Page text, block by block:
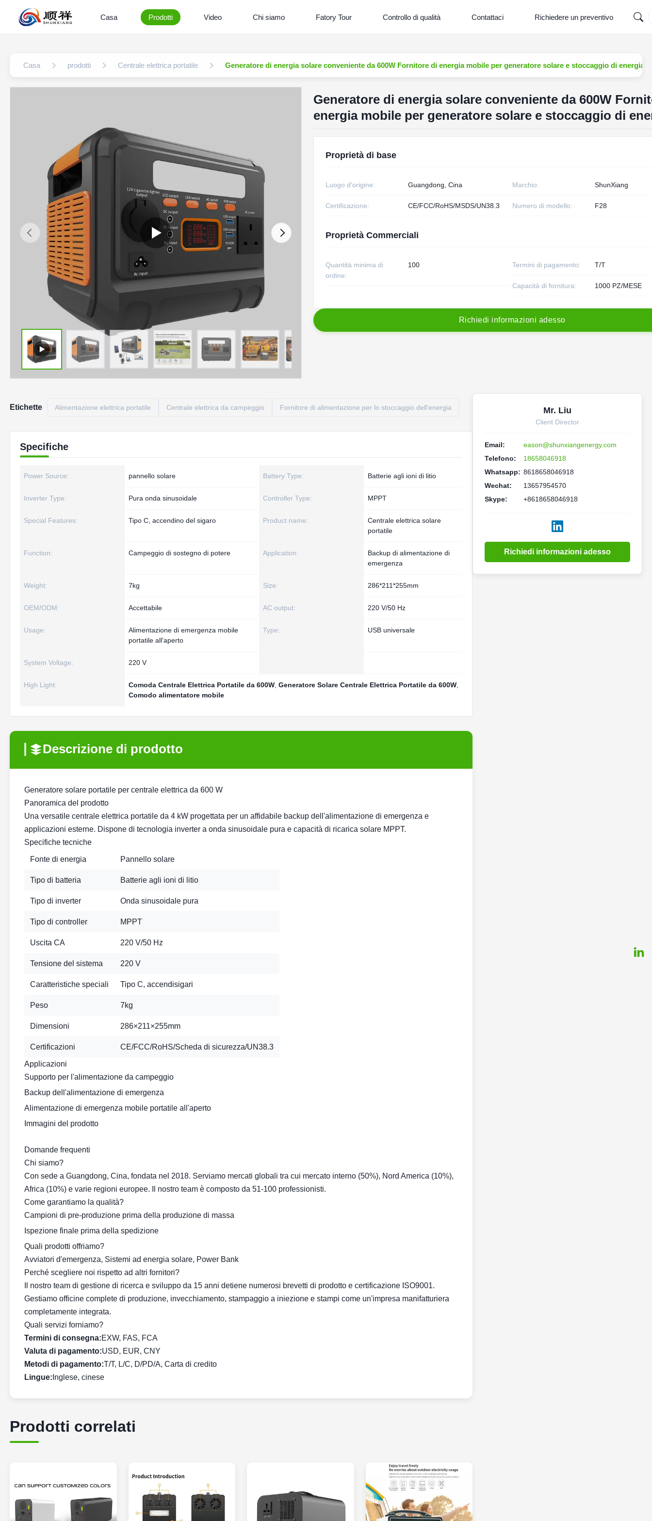
Casa Prodotti Video Chi siamo Fatory Tour Controllo di qualità Contattaci Richiedere un preventivo
Casa prodotti Centrale elettrica portatile Generatore di energia solare conveniente da 600W Fornitore di energia mobile per generatore solare e stoccaggio di energia
Generatore di energia solare conveniente da 600W
energia mobile per generatore solare e stoccaggio di
Proprietà di base
Luogo d'origine: Guangdong, Cina Marchio: ShunXiang
Certificazione: CE/FCC/RoHS/MSDS/UN38.3 Numero di modello: F28
Proprietà Commerciali
Quantità minima di
ordine:
100 Termini di pagamento: T/T
Capacità di fornitura: 1000 PZ/MESE
Richiedi informazioni adesso
Etichette Alimentazione elettrica portatile Centrale elettrica da campeggio Fornitore di alimentazione per lo stoccaggio dell'energia
Specifiche
Power Source: pannello solare Battery Type: Batterie agli ioni di litio
Inverter Type: Pura onda sinusoidale Controller Type: MPPT
Special Features: Tipo C, accendino del sigaro Product name:
Centrale elettrica solare
portatile
Function: Campeggio di sostegno di potere Application:
Backup di alimentazione di
emergenza
Weight: 7kg Size: 286*211*255mm
OEM/ODM: Accettabile AC output: 220 V/50 Hz
Usage:
Alimentazione di emergenza mobile
portatile all'aperto
Type: USB universale
System Voltage: 220 V
High Light: Comoda Centrale Elettrica Portatile da 600W Generatore Solare Centrale Elettrica Portatile da 600W
Comodo alimentatore mobile
Descrizione di prodotto
Generatore solare portatile per centrale elettrica da 600 W
Panoramica del prodotto
Una versatile centrale elettrica portatile da 4 kW progettata per un affidabile backup dell'alimentazione di emergenza e
applicazioni esterne. Dispone di tecnologia inverter a onda sinusoidale pura e capacità di ricarica solare MPPT.
Specifiche tecniche
Fonte di energia Pannello solare
Tipo di batteria Batterie agli ioni di litio
Tipo di inverter Onda sinusoidale pura
Tipo di controller MPPT
Uscita CA 220 V/50 Hz
Tensione del sistema 220 V
Caratteristiche speciali Tipo C, accendisigari
Peso 7kg
Dimensioni 286×211×255mm
Certificazioni CE/FCC/RoHS/Scheda di sicurezza/UN38.3
Applicazioni
Supporto per l'alimentazione da campeggio
Backup dell'alimentazione di emergenza
Alimentazione di emergenza mobile portatile all'aperto
Immagini del prodotto
Domande frequenti
Chi siamo?
Con sede a Guangdong, Cina, fondata nel 2018. Serviamo mercati globali tra cui mercato interno (50%), Nord America (10%),
Africa (10%) e varie regioni europee. Il nostro team è composto da 51-100 professionisti.
Come garantiamo la qualità?
Campioni di pre-produzione prima della produzione di massa
Ispezione finale prima della spedizione
Quali prodotti offriamo?
Avviatori d'emergenza, Sistemi ad energia solare, Power Bank
Perché scegliere noi rispetto ad altri fornitori?
Il nostro team di gestione di ricerca e sviluppo da 15 anni detiene numerosi brevetti di prodotto e certificazione ISO9001.
Gestiamo officine complete di produzione, invecchiamento, stampaggio a iniezione e stampi come un'impresa manifatturiera
completamente integrata.
Quali servizi forniamo?
Termini di consegna:EXW, FAS, FCA
Valuta di pagamento:USD, EUR, CNY
Metodi di pagamento:T/T, L/C, D/PD/A, Carta di credito
Lingue: Inglese, cinese
Prodotti correlati
Mr. Liu
Client Director
Email:
eason@shunxiangenergy.com
Telefono:
18658046918
Whatsapp: 8618658046918
Wechat:
13657954570
Skype:
+8618658046918
Richiedi informazioni adesso